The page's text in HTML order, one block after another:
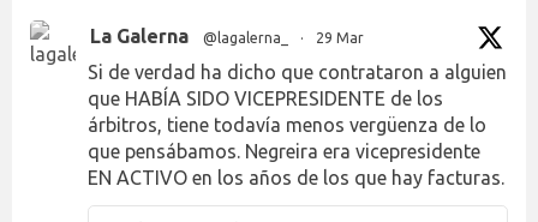
La Galerna @lagalerna_ · 29 Mar
Si de verdad ha dicho que contrataron a alguien
que HABÍA SIDO VICEPRESIDENTE de los
árbitros, tiene todavía menos vergüenza de lo
que pensábamos. Negreira era vicepresidente
EN ACTIVO en los años de los que hay facturas.